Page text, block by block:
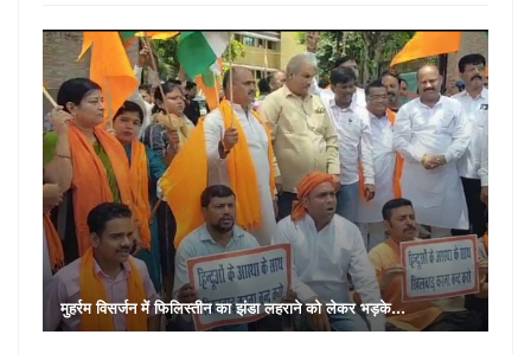
मुहर्रम विसर्जन में फिलिस्तीन का झंडा लहराने को लेकर भड़के…